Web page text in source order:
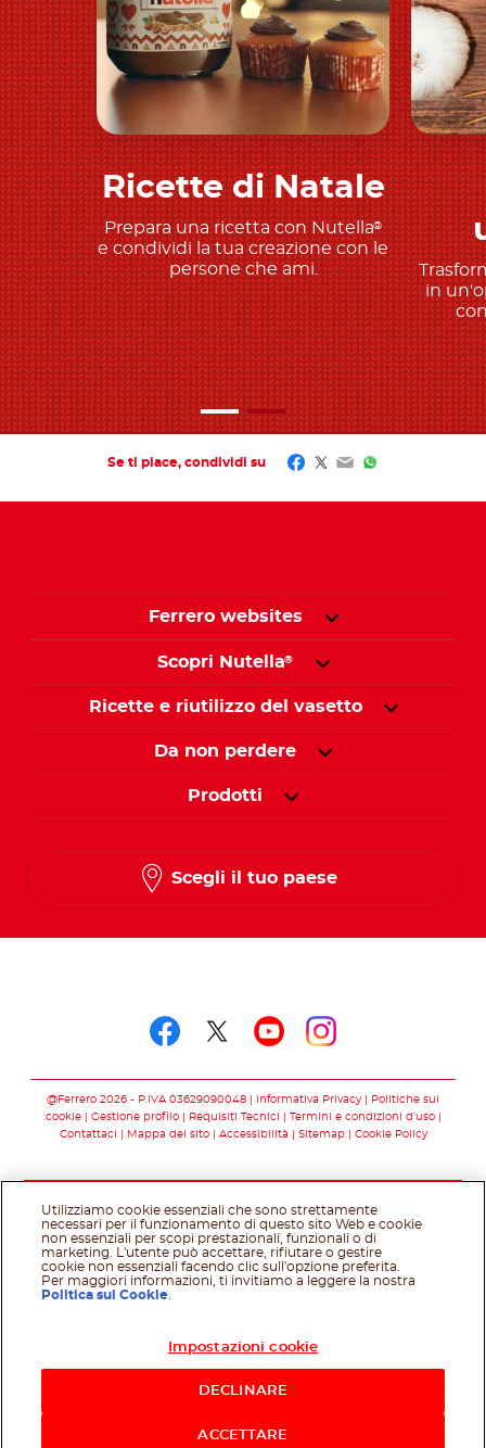
Scopri di più
Ricette di Natale
Prepara una ricetta con Nutella®
e condividi la tua creazione con le
persone che ami.
in
Se ti piace, condividi su Facebook
Twitter
EmailWhatsApp
Ferrero websites
Scopri Nutella®
Ricette e riutilizzo del vasetto
Da non perdere
Prodotti
Scegli il tuo paese
@Ferrero 2026 - P.IVA 03629090048 Informativa Privacy
Politiche sui
cookie
Gestione profilo Requisiti Tecnici
Termini e condizioni d’uso
Contattaci
Mappa del sito Accessibilità Sitemap Cookie Policy
Utilizziamo cookie essenziali che sono strettamente
necessari per il funzionamento di questo sito Web e cookie
non essenziali per scopi prestazionali, funzionali o di
marketing. L'utente può accettare, rifiutare o gestire
cookie non essenziali facendo clic sull'opzione preferita.
Per maggiori informazioni, ti invitiamo a leggere la nostra
Politica sui Cookie
Impostazioni cookie
DECLINARE
ACCETTARE